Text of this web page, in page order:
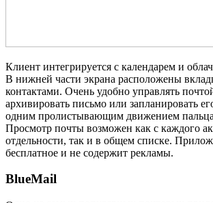
Клиент интегрируется с календарем и
В нижней части экрана расположены
контактами. Очень удобно управлять
архивировать письмо или запланировать
одним пролистывающим движением пальца
Просмотр почты возможен как с каждого
отдельности, так и в общем списке.
бесплатное и не содержит рекламы.
BlueMail